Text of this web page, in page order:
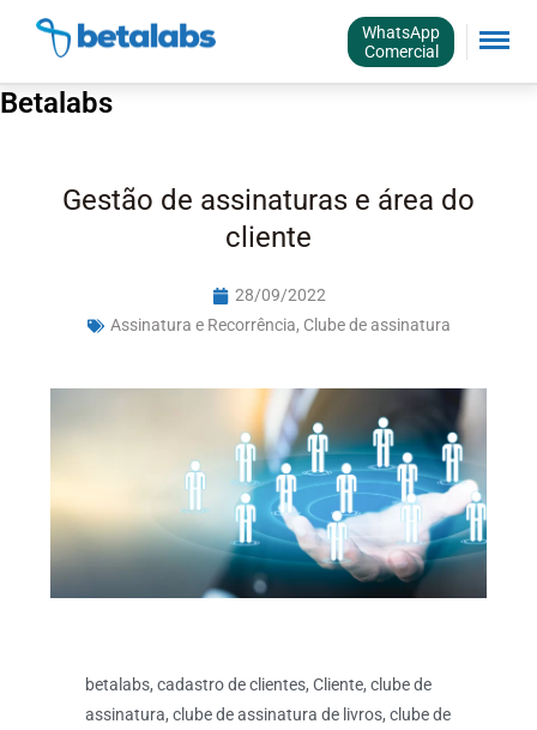
WhatsApp
Comercial
Betalabs
Gestão de assinaturas e área do
cliente
28/09/2022
Assinatura e Recorrência, Clube de assinatura
betalabs,cadastro de clientes,Cliente,clube de
assinatura,clube de assinatura de livros,clube de